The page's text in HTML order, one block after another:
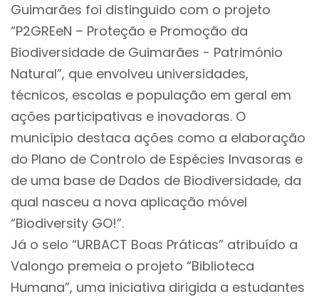
Guimarães foi distinguido com o projeto
“P2GREeN – Proteção e Promoção da
Biodiversidade de Guimarães - Património
Natural”, que envolveu universidades,
técnicos, escolas e população em geral em
ações participativas e inovadoras. O
município destaca ações como a elaboração
do Plano de Controlo de Espécies Invasoras e
de uma base de Dados de Biodiversidade, da
qual nasceu a nova aplicação móvel
“Biodiversity GO!”.
Já o selo “URBACT Boas Práticas” atribuído a
Valongo premeia o projeto “Biblioteca
Humana”, uma iniciativa dirigida a estudantes